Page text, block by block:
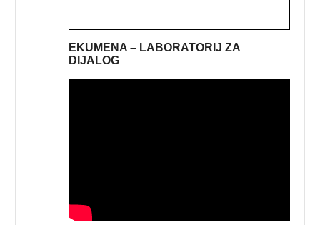
EKUMENA – LABORATORIJ ZA
DIJALOG